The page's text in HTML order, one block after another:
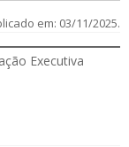
em: 03/11/2025.
Executiva